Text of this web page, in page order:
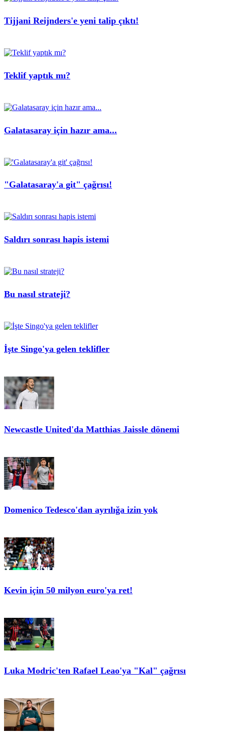
Tijjani Reijnders'e yeni talip çıktı!
Teklif yaptık mı?
Galatasaray için hazır ama...
"Galatasaray'a git" çağrısı!
Saldırı sonrası hapis istemi
Bu nasıl strateji?
İşte Singo'ya gelen teklifler
Newcastle United'da Matthias Jaissle dönemi
Domenico Tedesco'dan ayrılığa izin yok
Kevin için 50 milyon euro'ya ret!
Luka Modric'ten Rafael Leao'ya "Kal" çağrısı